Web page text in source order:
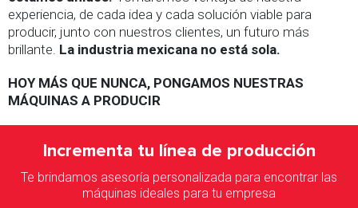
experiencia, de cada idea y cada solución viable para
producir, junto con nuestros clientes, un futuro más
brillante. La industria mexicana no está sola.
HOY MÁS QUE NUNCA, PONGAMOS NUESTRAS
MÁQUINAS A PRODUCIR
Incrementa tu línea de producción
Te brindamos asesoría personalizada para encontrar las
máquinas ideales para tu empresa